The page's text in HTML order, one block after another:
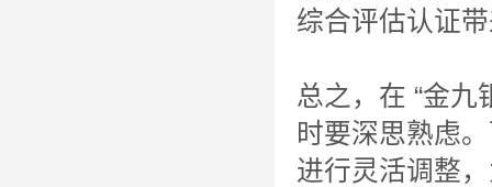
综合评估认证
总之，在 “金
时要深思熟虑
进行灵活调整